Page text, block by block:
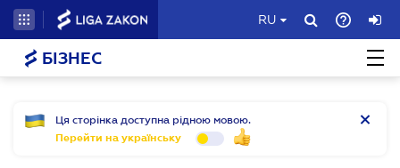
RU
БІЗНЕС
Ця сторінка доступна рідною мовою.
Перейти на українську